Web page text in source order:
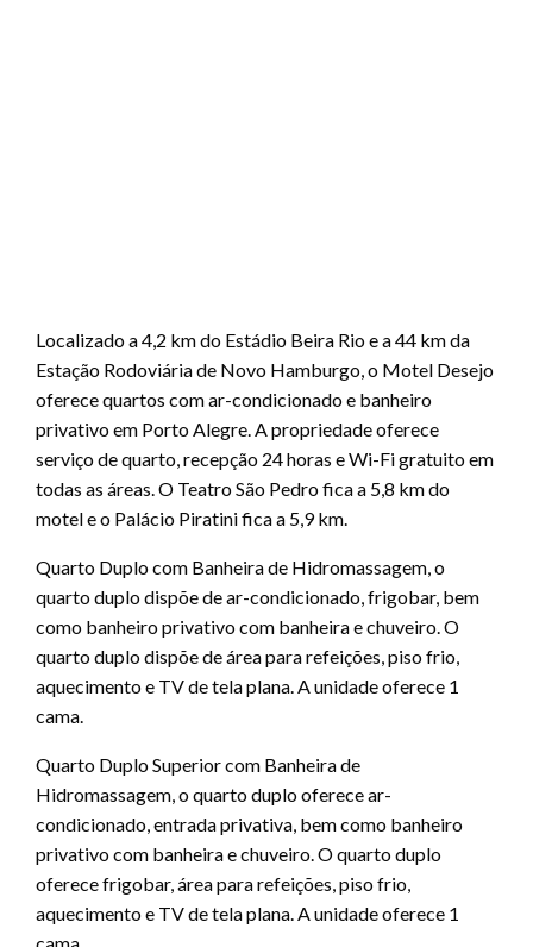
Localizado a 4,2 km do Estádio Beira Rio e a 44 km da
Estação Rodoviária de Novo Hamburgo, o Motel Desejo
oferece quartos com ar-condicionado e banheiro
privativo em Porto Alegre. A propriedade oferece
serviço de quarto, recepção 24 horas e Wi-Fi gratuito em
todas as áreas. O Teatro São Pedro fica a 5,8 km do
motel e o Palácio Piratini fica a 5,9 km.
Quarto Duplo com Banheira de Hidromassagem, o
quarto duplo dispõe de ar-condicionado, frigobar, bem
como banheiro privativo com banheira e chuveiro. O
quarto duplo dispõe de área para refeições, piso frio,
aquecimento e TV de tela plana. A unidade oferece 1
cama.
Quarto Duplo Superior com Banheira de
Hidromassagem, o quarto duplo oferece ar-
condicionado, entrada privativa, bem como banheiro
privativo com banheira e chuveiro. O quarto duplo
oferece frigobar, área para refeições, piso frio,
aquecimento e TV de tela plana. A unidade oferece 1